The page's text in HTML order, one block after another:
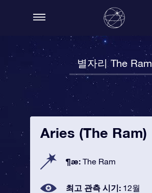
별자리 The Ram
Aries (The Ram)
¶æ: The Ram
최고 관측 시기: 12월